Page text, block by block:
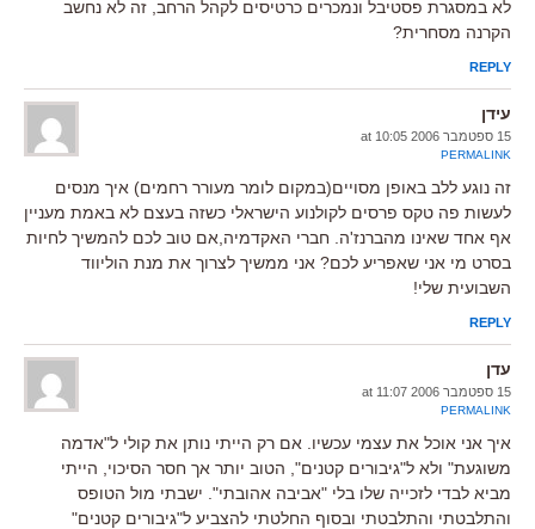
לא במסגרת פסטיבל ונמכרים כרטיסים לקהל הרחב, זה לא נחשב
הקרנה מסחרית?
REPLY
עידן
15 ספטמבר 2006 at 10:05
PERMALINK
זה נוגע ללב באופן מסויים(במקום לומר מעורר רחמים) איך מנסים
לעשות פה טקס פרסים לקולנוע הישראלי כשזה בעצם לא באמת מעניין
אף אחד שאינו מהברנז'ה. חברי האקדמיה,אם טוב לכם להמשיך לחיות
בסרט מי אני שאפריע לכם? אני ממשיך לצרוך את מנת הוליווד
השבועית שלי!
REPLY
עדן
15 ספטמבר 2006 at 11:07
PERMALINK
איך אני אוכל את עצמי עכשיו. אם רק הייתי נותן את קולי ל"אדמה
משוגעת" ולא ל"גיבורים קטנים", הטוב יותר אך חסר הסיכוי, הייתי
מביא לבדי לזכייה שלו בלי "אביבה אהובתי". ישבתי מול הטופס
והתלבטתי והתלבטתי ובסוף החלטתי להצביע ל"גיבורים קטנים"